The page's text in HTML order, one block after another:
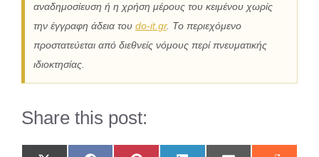
αναδημοσίευση ή η χρήση μέρους του κειμένου χωρίς
την έγγραφη άδεια του do-it.gr. Το περιεχόμενο
προστατεύεται από διεθνείς νόμους περί πνευματικής
ιδιοκτησίας.
Share this post: